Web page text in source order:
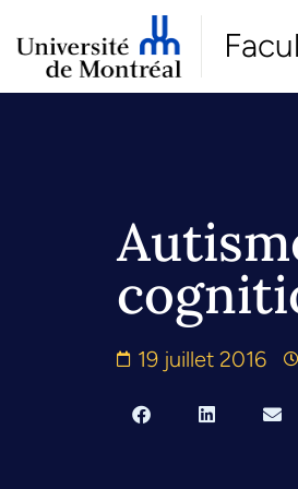
19 juillet 2016